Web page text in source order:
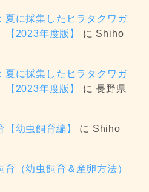
夏に採集したヒラタクワガ
2023年度版】
に Shiho
夏に採集したヒラタクワガ
2023年度版】
に長野県
幼虫飼育編】 に Shiho
（幼虫飼育＆産卵方法）